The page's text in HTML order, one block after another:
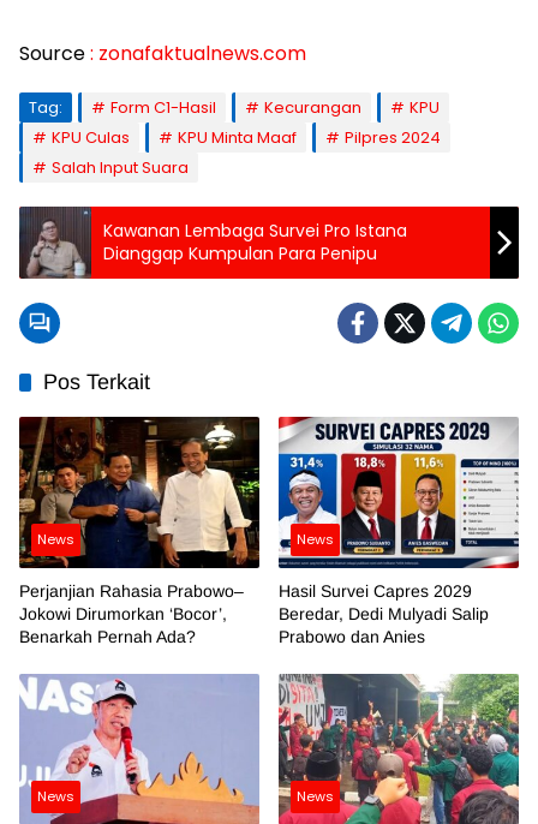
Source: zonafaktualnews.com
Tag: Form C1-Hasil Kecurangan
KPU
KPU Culas
KPU Minta Maaf
Pilpres 2024
Salah Input Suara
Kawanan Lembaga Survei Pro Istana
Dianggap Kumpulan Para Penipu
Pos Terkait
News
Perjanjian Rahasia Prabowo–
Jokowi Dirumorkan ‘Bocor’,
Benarkah Pernah Ada?
News
Hasil Survei Capres 2029
Beredar, Dedi Mulyadi Salip
Prabowo dan Anies
News News